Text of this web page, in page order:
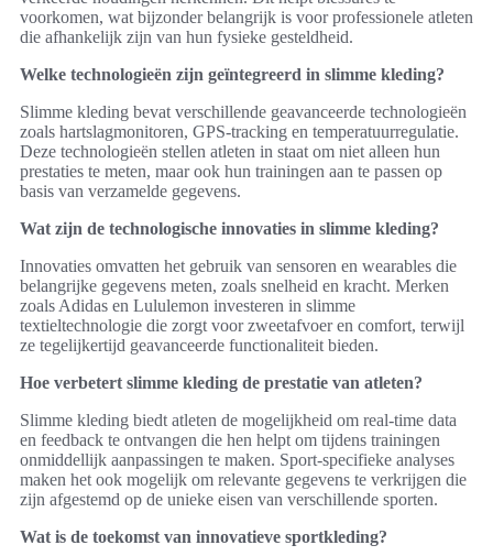
voorkomen, wat bijzonder belangrijk is voor professionele atleten
die afhankelijk zijn van hun fysieke gesteldheid.
Welke technologieën zijn geïntegreerd in slimme kleding?
Slimme kleding bevat verschillende geavanceerde technologieën
zoals hartslagmonitoren, GPS-tracking en temperatuurregulatie.
Deze technologieën stellen atleten in staat om niet alleen hun
prestaties te meten, maar ook hun trainingen aan te passen op
basis van verzamelde gegevens.
Wat zijn de technologische innovaties in slimme kleding?
Innovaties omvatten het gebruik van sensoren en wearables die
belangrijke gegevens meten, zoals snelheid en kracht. Merken
zoals Adidas en Lululemon investeren in slimme
textieltechnologie die zorgt voor zweetafvoer en comfort, terwijl
ze tegelijkertijd geavanceerde functionaliteit bieden.
Hoe verbetert slimme kleding de prestatie van atleten?
Slimme kleding biedt atleten de mogelijkheid om real-time data
en feedback te ontvangen die hen helpt om tijdens trainingen
onmiddellijk aanpassingen te maken. Sport-specifieke analyses
maken het ook mogelijk om relevante gegevens te verkrijgen die
zijn afgestemd op de unieke eisen van verschillende sporten.
Wat is de toekomst van innovatieve sportkleding?